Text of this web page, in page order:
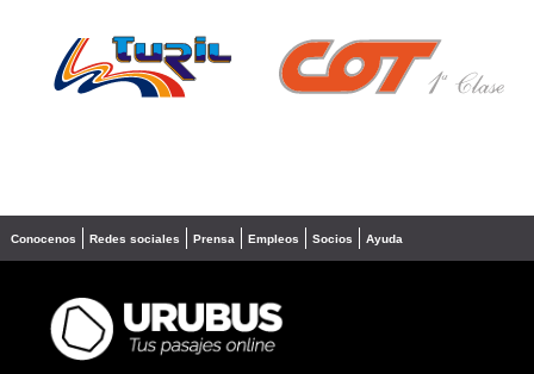
❮ ❯
Conocenos Redes sociales Prensa Empleos Socios Ayuda